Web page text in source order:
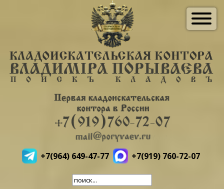
+7(964) 649-47-77 +7(919) 760-72-07